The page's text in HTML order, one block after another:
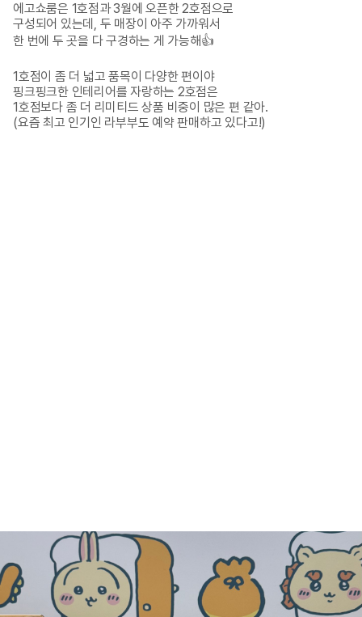
에고쇼룸은 1호점과 3월에 오픈한 2호점으로
구성되어 있는데, 두 매장이 아주 가까워서
한 번에 두 곳을 다 구경하는 게 가능해👍
1호점이 좀 더 넓고 품목이 다양한 편이야
핑크핑크한 인테리어를 자랑하는 2호점은
1호점보다 좀 더 리미티드 상품 비중이 많은 편 같아.
(요즘 최고 인기인 라부부도 예약 판매하고 있다고!)